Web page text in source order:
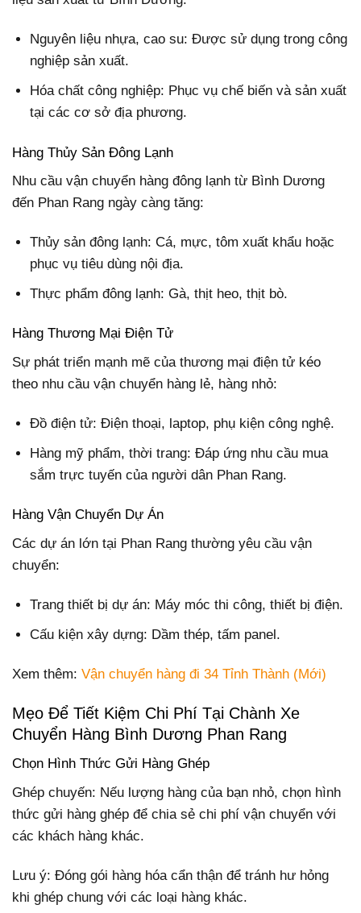
Nguyên liệu nhựa, cao su: Được sử dụng trong công
nghiệp sản xuất.
Hóa chất công nghiệp: Phục vụ chế biến và sản xuất
tại các cơ sở địa phương.
Hàng Thủy Sản Đông Lạnh
Nhu cầu vận chuyển hàng đông lạnh từ Bình Dương
đến Phan Rang ngày càng tăng:
Thủy sản đông lạnh: Cá, mực, tôm xuất khẩu hoặc
phục vụ tiêu dùng nội địa.
Thực phẩm đông lạnh: Gà, thịt heo, thịt bò.
Hàng Thương Mại Điện Tử
Sự phát triển mạnh mẽ của thương mại điện tử kéo
theo nhu cầu vận chuyển hàng lẻ, hàng nhỏ:
Đồ điện tử: Điện thoại, laptop, phụ kiện công nghệ.
Hàng mỹ phẩm, thời trang: Đáp ứng nhu cầu mua
sắm trực tuyến của người dân Phan Rang.
Hàng Vận Chuyển Dự Án
Các dự án lớn tại Phan Rang thường yêu cầu vận
chuyển:
Trang thiết bị dự án: Máy móc thi công, thiết bị điện.
Cấu kiện xây dựng: Dầm thép, tấm panel.
Xem thêm: Vận chuyển hàng đi 34 Tỉnh Thành (Mới)
Mẹo Để Tiết Kiệm Chi Phí Tại Chành Xe
Chuyển Hàng Bình Dương Phan Rang
Chọn Hình Thức Gửi Hàng Ghép
Ghép chuyến: Nếu lượng hàng của bạn nhỏ, chọn hình
thức gửi hàng ghép để chia sẻ chi phí vận chuyển với
các khách hàng khác.
Lưu ý: Đóng gói hàng hóa cẩn thận để tránh hư hỏng
khi ghép chung với các loại hàng khác.